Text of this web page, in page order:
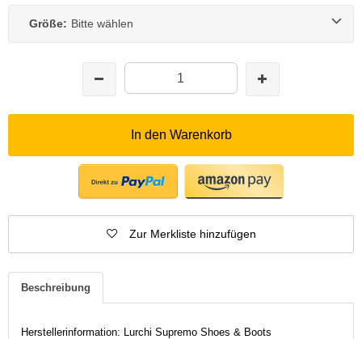
Größe: Bitte wählen
In den Warenkorb
Zur Merkliste hinzufügen
Beschreibung
Herstellerinformation: Lurchi Supremo Shoes & Boots